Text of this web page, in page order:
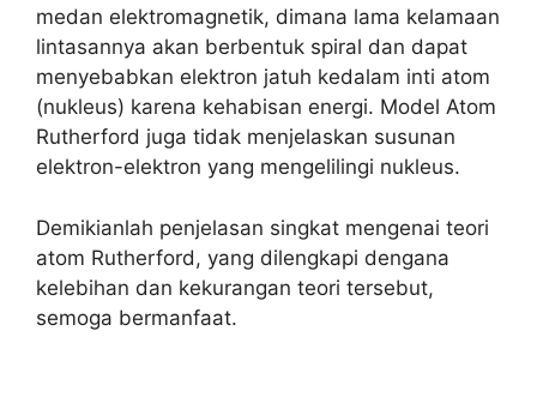
medan elektromagnetik, dimana lama kelamaan
lintasannya akan berbentuk spiral dan dapat
menyebabkan elektron jatuh kedalam inti atom
(nukleus) karena kehabisan energi. Model Atom
Rutherford juga tidak menjelaskan susunan
elektron-elektron yang mengelilingi nukleus.
Demikianlah penjelasan singkat mengenai teori
atom Rutherford, yang dilengkapi dengana
kelebihan dan kekurangan teori tersebut,
semoga bermanfaat.